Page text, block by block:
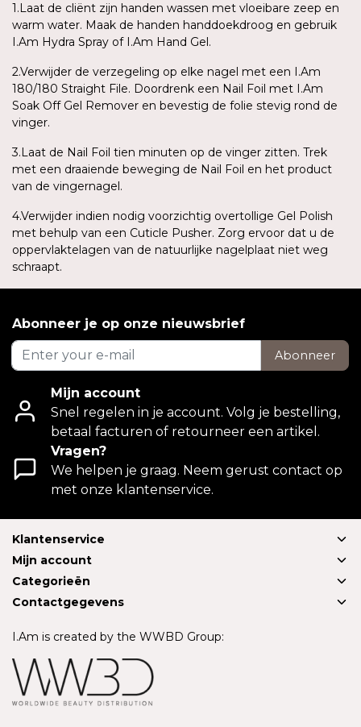
1.Laat de cliënt zijn handen wassen met vloeibare zeep en
warm water. Maak de handen handdoekdroog en gebruik
I.Am Hydra Spray of I.Am Hand Gel.
2.Verwijder de verzegeling op elke nagel met een I.Am
180/180 Straight File. Doordrenk een Nail Foil met I.Am
Soak Off Gel Remover en bevestig de folie stevig rond de
vinger.
3.Laat de Nail Foil tien minuten op de vinger zitten. Trek
met een draaiende beweging de Nail Foil en het product
van de vingernagel.
4.Verwijder indien nodig voorzichtig overtollige Gel Polish
met behulp van een Cuticle Pusher. Zorg ervoor dat u de
oppervlaktelagen van de natuurlijke nagelplaat niet weg
schraapt.
Abonneer je op onze nieuwsbrief
Abonneer
Mijn account
Snel regelen in je account. Volg je bestelling,
betaal facturen of retourneer een artikel.
Vragen?
We helpen je graag. Neem gerust contact op
met onze klantenservice.
Klantenservice
Mijn account
Categorieën
Contactgegevens
I.Am is created by the WWBD Group: